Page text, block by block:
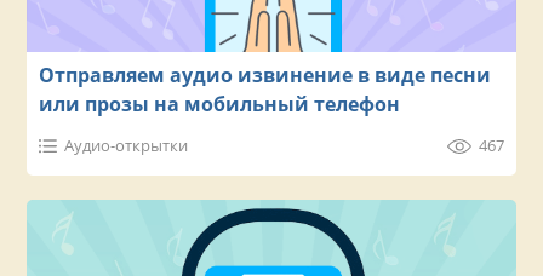
Отправляем аудио извинение в виде песни
или прозы на мобильный телефон
Аудио-открытки 467